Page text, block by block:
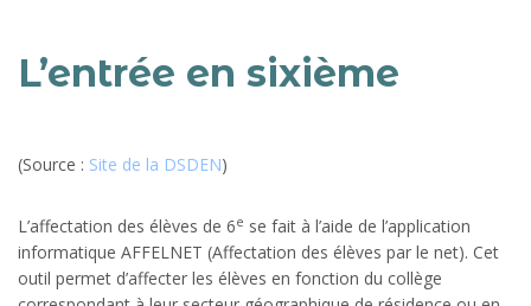
L’entrée en sixième
(Source : Site de la DSDEN)
L’affectation des élèves de 6e se fait à l’aide de l’application
informatique AFFELNET (Affectation des élèves par le net). Cet
outil permet d’affecter les élèves en fonction du collège